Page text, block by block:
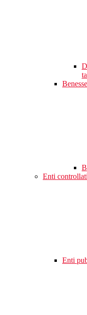
Enti controllati
Enti